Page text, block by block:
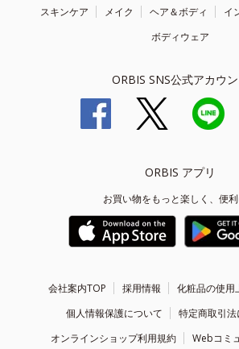
スキンケア メイク ヘア＆ボディ
イ
ボディウェア
ORBIS SNS公式アカウン
ORBIS アプリ
お買い物をもっと楽しく、便利
会社案内TOP 採用情報
化粧品の使用
個人情報保護について
特定商取引
オンラインショップ利用規約
Webコミ